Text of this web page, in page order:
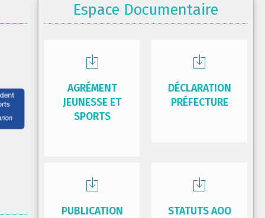
Espace Documentaire
AGRÉMENT
JEUNESSE ET
SPORTS
DÉCLARATION
PRÉFECTURE
PUBLICATION
STATUTS AOO